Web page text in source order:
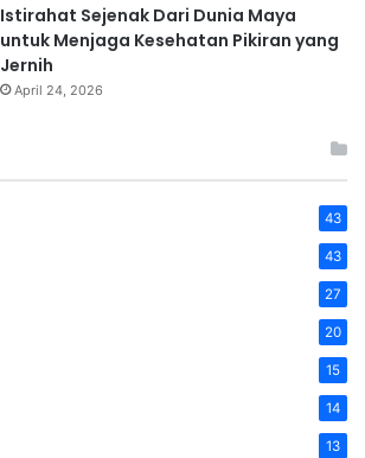
Istirahat Sejenak Dari Dunia Maya
untuk Menjaga Kesehatan Pikiran yang
Jernih
April 24, 2026
43
43
27
20
15
14
13